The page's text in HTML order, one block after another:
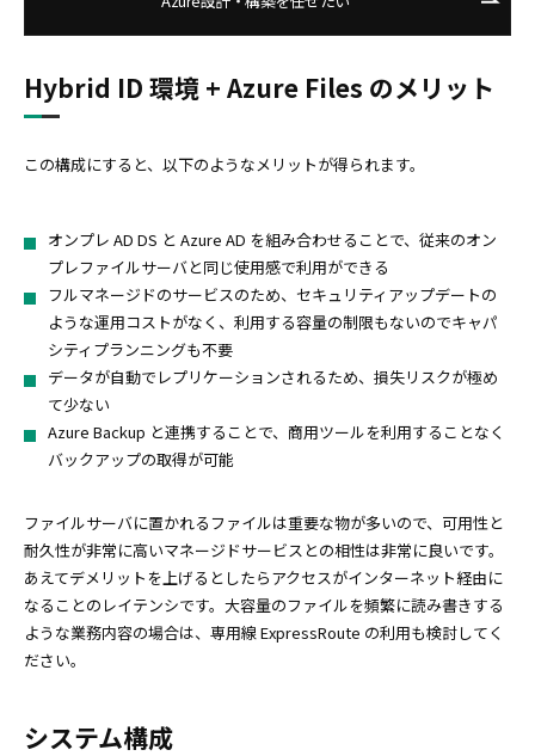
Hybrid ID 環境 + Azure Files のメリット
この構成にすると、以下のようなメリットが得られます。
オンプレ AD DS と Azure AD を組み合わせることで、従来のオン
プレファイルサーバと同じ使用感で利用ができる
フルマネージドのサービスのため、セキュリティアップデートの
ような運用コストがなく、利用する容量の制限もないのでキャパ
シティプランニングも不要
データが自動でレプリケーションされるため、損失リスクが極め
て少ない
Azure Backup と連携することで、商用ツールを利用することなく
バックアップの取得が可能
ファイルサーバに置かれるファイルは重要な物が多いので、可用性と
耐久性が非常に高いマネージドサービスとの相性は非常に良いです。
あえてデメリットを上げるとしたらアクセスがインターネット経由に
なることのレイテンシです。大容量のファイルを頻繁に読み書きする
ような業務内容の場合は、専用線 ExpressRoute の利用も検討してく
ださい。
システム構成